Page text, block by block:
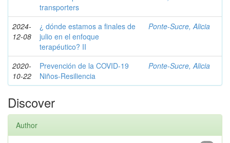
transporters
2024-
12-08
¿ dónde estamos a finales de
julio en el enfoque
terapéutico? II
Ponte-Sucre, Alicia
2020-
10-22
Prevención de la COVID-19
Niños-Resiliencia
Ponte-Sucre, Alicia
Discover
Author